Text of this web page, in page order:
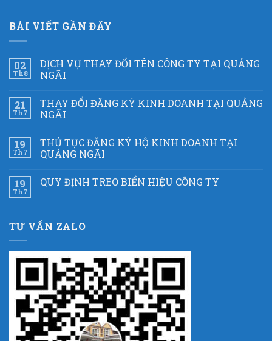
BÀI VIẾT GẦN ĐÂY
02
Th8
DỊCH VỤ THAY ĐỔI TÊN CÔNG TY TẠI QUẢNG
NGÃI
21
Th7
THAY ĐỔI ĐĂNG KÝ KINH DOANH TẠI QUẢNG
NGÃI
19
Th7
THỦ TỤC ĐĂNG KÝ HỘ KINH DOANH TẠI
QUẢNG NGÃI
19
Th7
QUY ĐỊNH TREO BIỂN HIỆU CÔNG TY
TƯ VẤN ZALO